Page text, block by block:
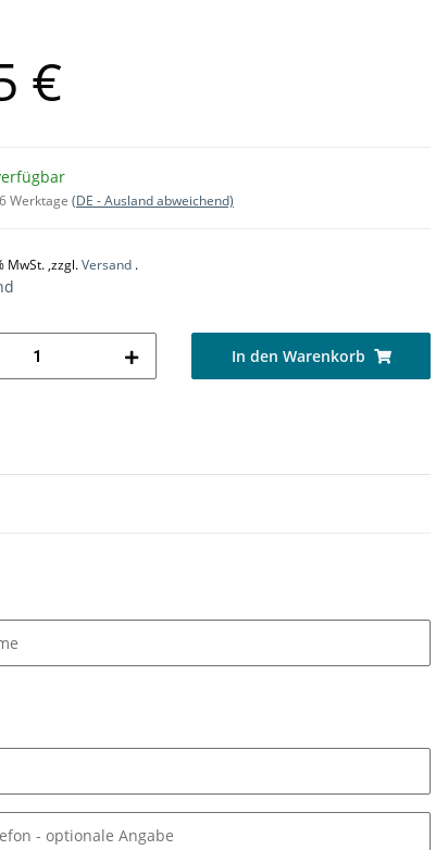
€
Werktage (DE - Ausland abweichend)
MwSt. ,zzgl.Versand .
In den Warenkorb
- optionale Angabe